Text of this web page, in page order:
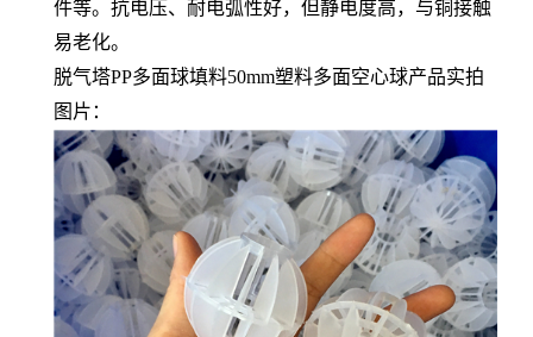
件等。抗电压、耐电弧性好，但静电度高，与铜接触
易老化。
脱气塔PP多面球填料50mm塑料多面空心球产品实拍
图片：